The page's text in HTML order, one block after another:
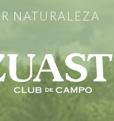
NATURALEZA